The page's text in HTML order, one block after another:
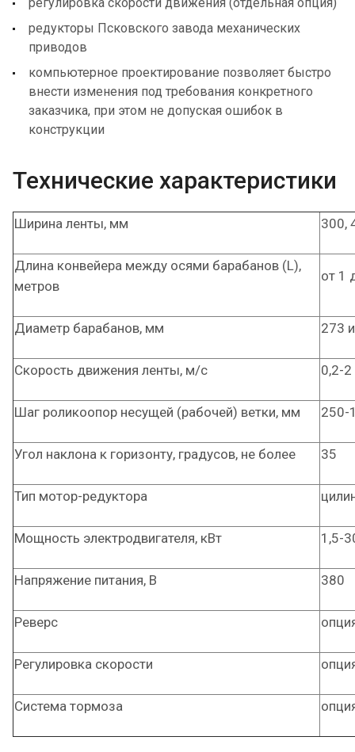
редукторы Псковского завода механических
приводов
компьютерное проектирование позволяет быстро
внести изменения под требования конкретного
заказчика, при этом не допуская ошибок в
конструкции
Технические характеристики
Ширина ленты, мм 300,
Длина конвейера между осями барабанов (L),
метров
от 1
Диаметр барабанов, мм 273
Скорость движения ленты, м/с 0,2-2
Шаг роликоопор несущей (рабочей) ветки, мм 250-
Угол наклона к горизонту, градусов, не более 35
Тип мотор-редуктора
Мощность электродвигателя, кВт 1,5-
Напряжение питания, В 380
Реверс
Регулировка скорости
Система тормоза